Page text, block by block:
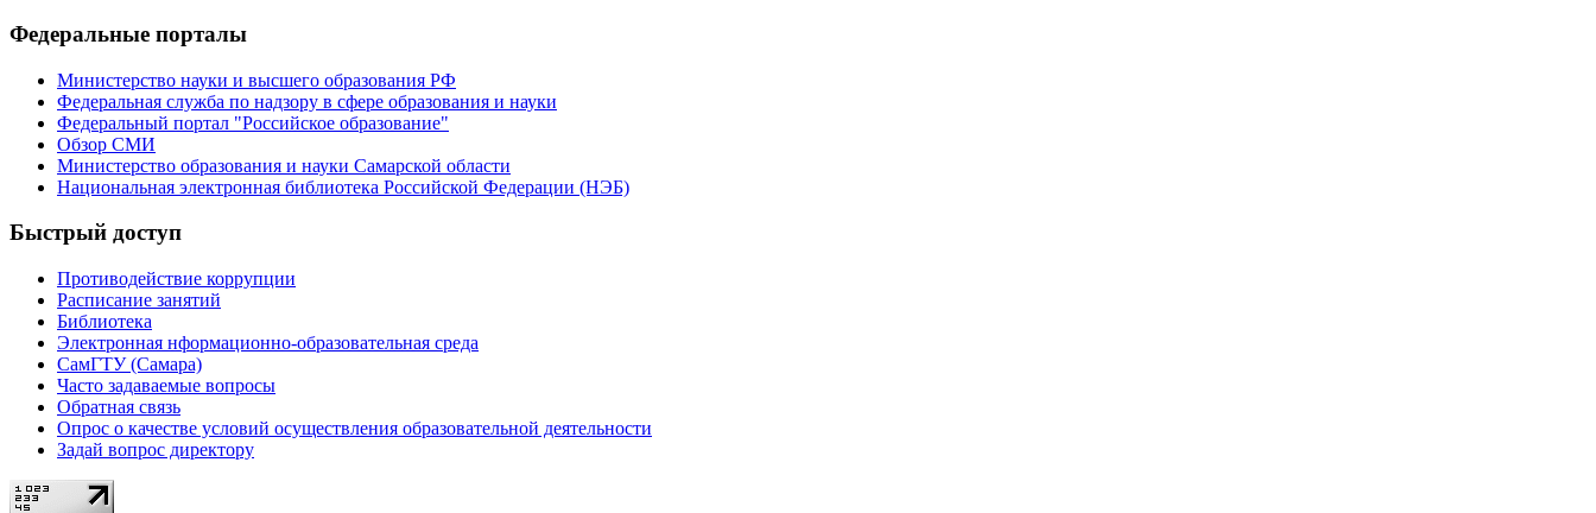
Федеральные порталы
Министерство науки и высшего образования РФ
Федеральная служба по надзору в сфере образования и науки
Федеральный портал "Российское образование"
Обзор СМИ
Министерство образования и науки Самарской области
Национальная электронная библиотека Российской Федерации (НЭБ)
Быстрый доступ
Противодействие коррупции
Расписание занятий
Библиотека
Электронная нформационно-образовательная среда
СамГТУ (Самара)
Часто задаваемые вопросы
Обратная связь
Опрос о качестве условий осуществления образовательной деятельности
Задай вопрос директору